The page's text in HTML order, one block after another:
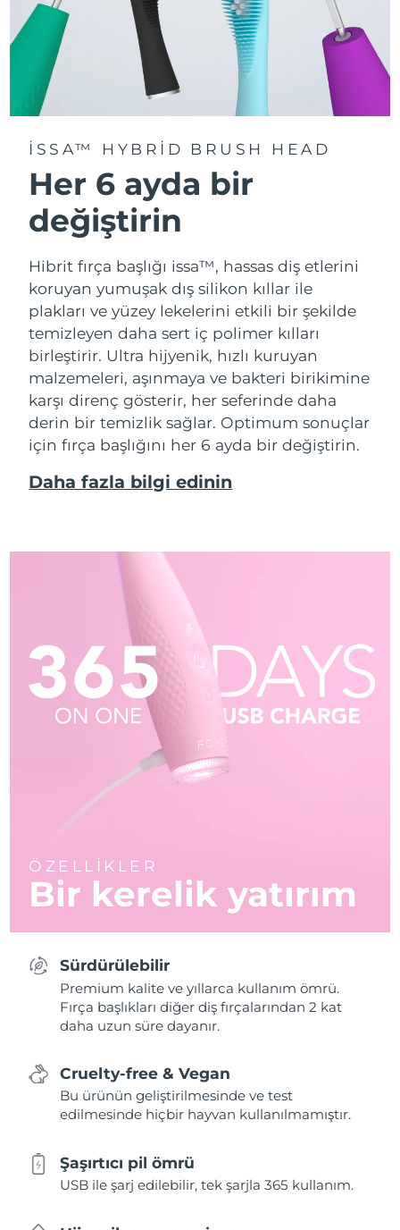
ISSA™ HYBRID BRUSH HEAD
Her 6 ayda bir
değiştirin
Hibrit fırça başlığı issa™, hassas diş etlerini
koruyan yumuşak dış silikon kıllar ile
plakları ve yüzey lekelerini etkili bir şekilde
temizleyen daha sert iç polimer kılları
birleştirir. Ultra hijyenik, hızlı kuruyan
malzemeleri, aşınmaya ve bakteri birikimine
karşı direnç gösterir, her seferinde daha
derin bir temizlik sağlar. Optimum sonuçlar
için fırça başlığını her 6 ayda bir değiştirin.
Daha fazla bilgi edinin
ÖZELLİKLER
Bir kerelik yatırım
Sürdürülebilir
Premium kalite ve yıllarca kullanım ömrü.
Fırça başlıkları diğer diş fırçalarından 2 kat
daha uzun süre dayanır.
Cruelty-free & Vegan
Bu ürünün geliştirilmesinde ve test
edilmesinde hiçbir hayvan kullanılmamıştır.
Şaşırtıcı pil ömrü
USB ile şarj edilebilir, tek şarjla 365 kullanım.